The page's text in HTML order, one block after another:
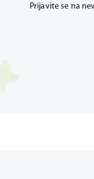
Prijavite se na